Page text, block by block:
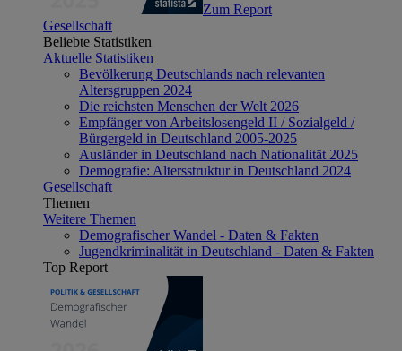
Zum Report
Gesellschaft
Beliebte Statistiken
Aktuelle Statistiken
Bevölkerung Deutschlands nach relevanten
Altersgruppen 2024
Die reichsten Menschen der Welt 2026
Empfänger von Arbeitslosengeld II / Sozialgeld /
Bürgergeld in Deutschland 2005-2025
Ausländer in Deutschland nach Nationalität 2025
Demografie: Altersstruktur in Deutschland 2024
Gesellschaft
Themen
Weitere Themen
Demografischer Wandel - Daten & Fakten
Jugendkriminalität in Deutschland - Daten & Fakten
Top Report